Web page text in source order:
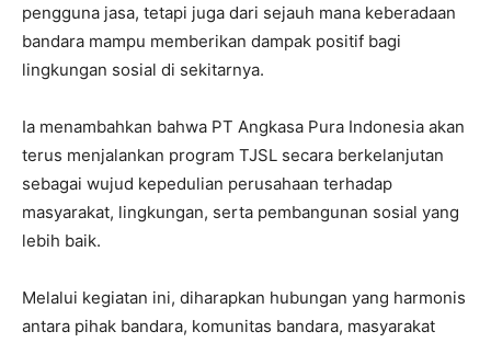
pengguna jasa, tetapi juga dari sejauh mana keberadaan
bandara mampu memberikan dampak positif bagi
lingkungan sosial di sekitarnya.
Ia menambahkan bahwa PT Angkasa Pura Indonesia akan
terus menjalankan program TJSL secara berkelanjutan
sebagai wujud kepedulian perusahaan terhadap
masyarakat, lingkungan, serta pembangunan sosial yang
lebih baik.
Melalui kegiatan ini, diharapkan hubungan yang harmonis
antara pihak bandara, komunitas bandara, masyarakat